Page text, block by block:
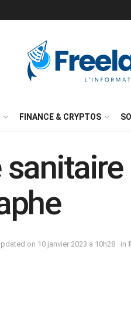
FINANCE & CRYPTOS
on 10 janvier 2023 à 10h28 in